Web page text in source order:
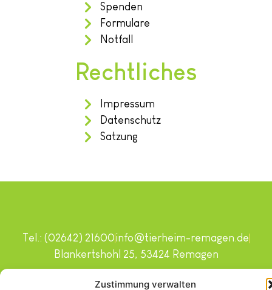
Zustimmung verwalten
Spenden
Formulare
Notfall
Rechtliches
Impressum
Datenschutz
Satzung
Copyright © 2024. Alle Rechte vorbehalten.
Tel.: (02642) 21600info@tierheim-remagen.de
Blankertshohl 25, 53424 Remagen